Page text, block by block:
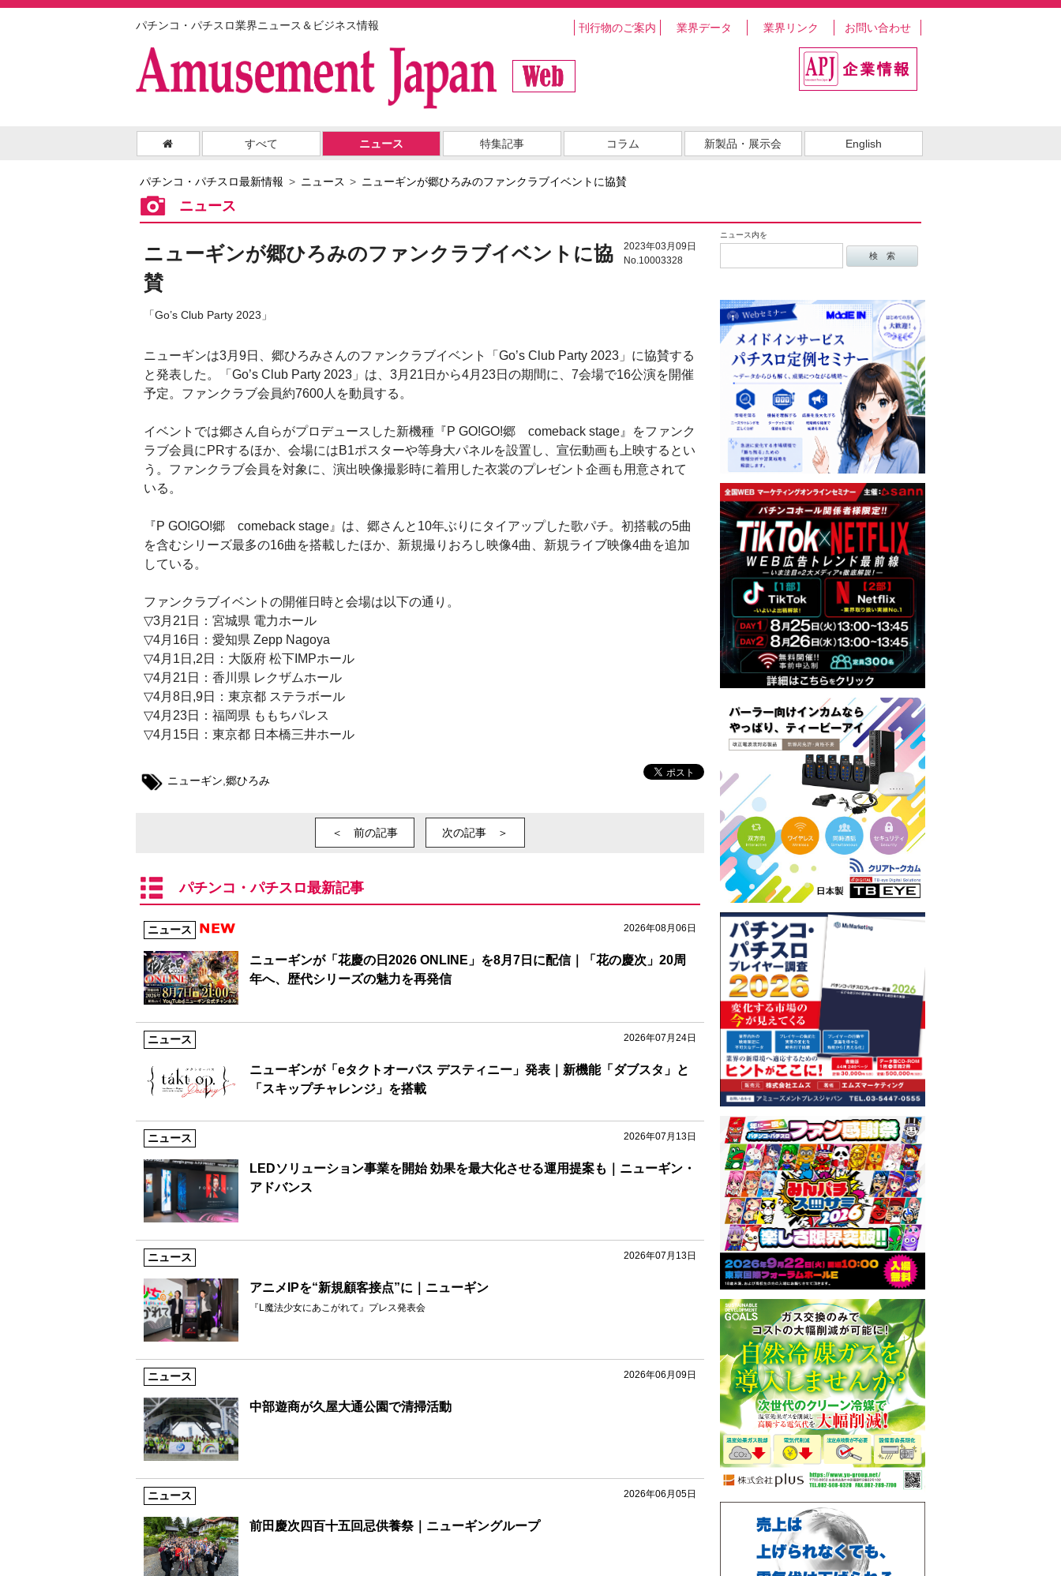
パチンコ・パチスロ業界ニュース＆ビジネス情報 刊行物のご案内 業界データ 業界リンク お問い合わせ
すべて ニュース 特集記事 コラム 新製品・展示会 English
パチンコ・パチスロ最新情報 ニュース ニューギンが郷ひろみのファンクラブイベントに協賛
ニュース
ニュース内を
2023年03月09日
No.10003328
ニューギンが郷ひろみのファンクラブイベントに協
賛
「Go’s Club Party 2023」
ニューギンは3月9日、郷ひろみさんのファンクラブイベント「Go’s Club Party 2023」に協賛する
と発表した。「Go’s Club Party 2023」は、3月21日から4月23日の期間に、7会場で16公演を開催
予定。ファンクラブ会員約7600人を動員する。
イベントでは郷さん自らがプロデュースした新機種『P GO!GO!郷 comeback stage』をファンク
ラブ会員にPRするほか、会場にはB1ポスターや等身大パネルを設置し、宣伝動画も上映するとい
う。ファンクラブ会員を対象に、演出映像撮影時に着用した衣裳のプレゼント企画も用意されて
いる。
『P GO!GO!郷 comeback stage』は、郷さんと10年ぶりにタイアップした歌パチ。初搭載の5曲
を含むシリーズ最多の16曲を搭載したほか、新規撮りおろし映像4曲、新規ライブ映像4曲を追加
している。
ファンクラブイベントの開催日時と会場は以下の通り。
▽3月21日：宮城県 電力ホール
▽4月16日：愛知県 Zepp Nagoya
▽4月1日,2日：大阪府 松下IMPホール
▽4月21日：香川県 レクザムホール
▽4月8日,9日：東京都 ステラボール
▽4月23日：福岡県 ももちパレス
▽4月15日：東京都 日本橋三井ホール
ニューギン,郷ひろみ
＜ 前の記事 次の記事 ＞
パチンコ・パチスロ最新記事
2026年08月06日
ニュース
ニューギンが「花慶の日2026 ONLINE」を8月7日に配信｜「花の慶次」20周
年へ、歴代シリーズの魅力を再発信
2026年07月24日
ニュース
ニューギンが「eタクトオーパス デスティニー」発表｜新機能「ダブスタ」と
「スキップチャレンジ」を搭載
2026年07月13日
ニュース
LEDソリューション事業を開始 効果を最大化させる運用提案も｜ニューギン・
アドバンス
2026年07月13日
ニュース
アニメIPを“新規顧客接点”に｜ニューギン
『L魔法少女にあこがれて』プレス発表会
2026年06月09日
ニュース
中部遊商が久屋大通公園で清掃活動
2026年06月05日
ニュース
前田慶次四百十五回忌供養祭｜ニューギングループ